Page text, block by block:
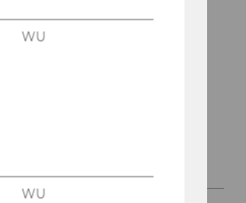
Dr. Selin Öner
WU
WU